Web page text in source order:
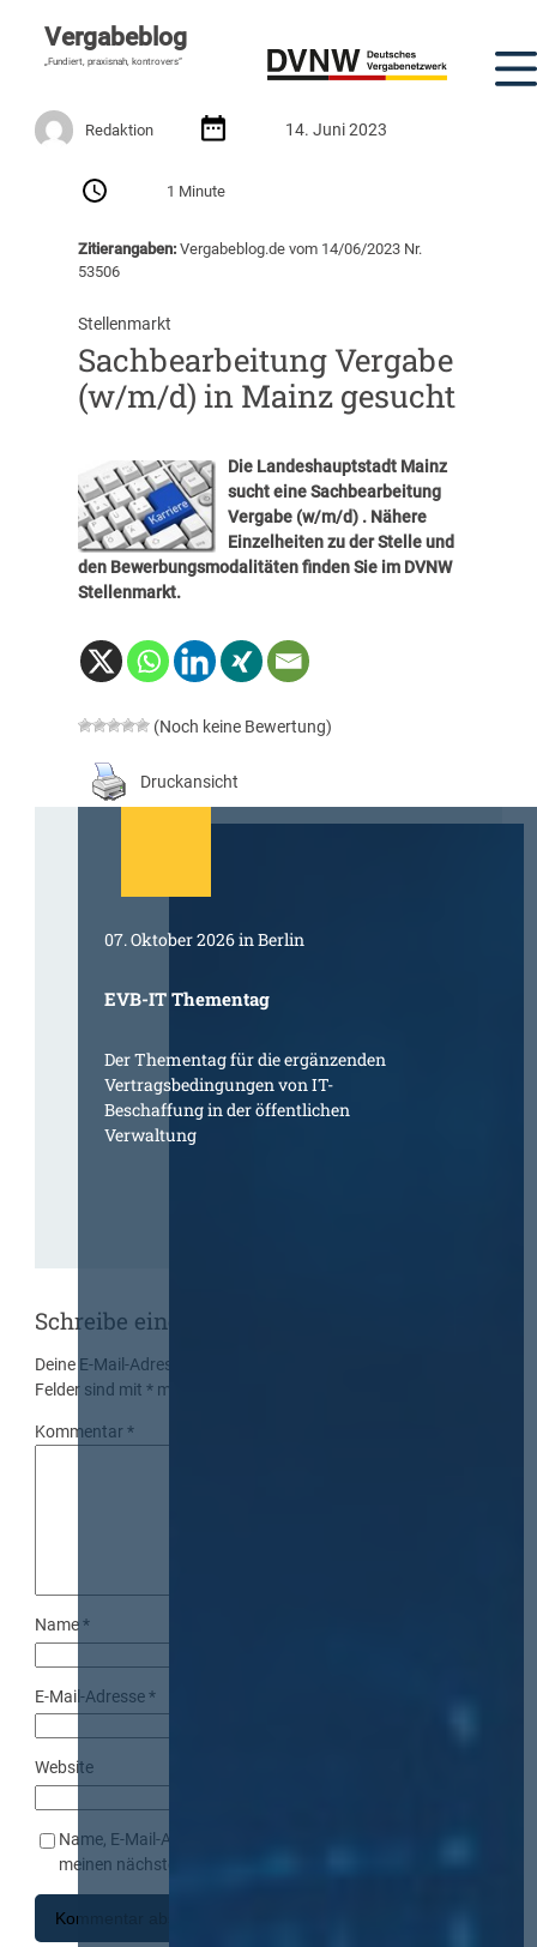
Vergabeblog
„Fundiert, praxisnah, kontrovers“
Redaktion 14. Juni 2023
1 Minute
Zitierangaben:Vergabeblog.de vom 14/06/2023 Nr.
53506
Stellenmarkt
Sachbearbeitung Vergabe
(w/m/d) in Mainz gesucht
Die Landeshauptstadt Mainz
sucht eineSachbearbeitung
Vergabe (w/m/d) . Nähere
Einzelheiten zu der Stelle und
den Bewerbungsmodalitäten finden Sie im DVNW
Stellenmarkt.
(Noch keine Bewertung)
Druckansicht
07. Oktober 2026 in Berlin
EVB-IT Thementag
Der Thementag für die ergänzenden
Vertragsbedingungen von IT-
Beschaffung in der öffentlichen
Verwaltung
Schreibe einen Kommentar
Deine E-Mail-Adresse wird nicht veröffentlicht.
Felder sind mit* markiert
Kommentar*
Name*
E-Mail-Adresse*
Website
Name, E-Mail-Adresse und Website in diesem Browser für
meinen nächsten Kommentar speichern.